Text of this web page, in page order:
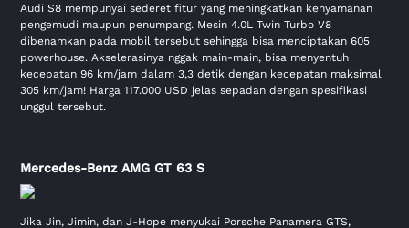
Audi S8 mempunyai sederet fitur yang meningkatkan kenyamanan
pengemudi maupun penumpang. Mesin 4.0L Twin Turbo V8
dibenamkan pada mobil tersebut sehingga bisa menciptakan 605
powerhouse. Akselerasinya nggak main-main, bisa menyentuh
kecepatan 96 km/jam dalam 3,3 detik dengan kecepatan maksimal
305 km/jam! Harga 117.000 USD jelas sepadan dengan spesifikasi
unggul tersebut.
Mercedes-Benz AMG GT 63 S
Jika Jin, Jimin, dan J-Hope menyukai Porsche Panamera GTS,